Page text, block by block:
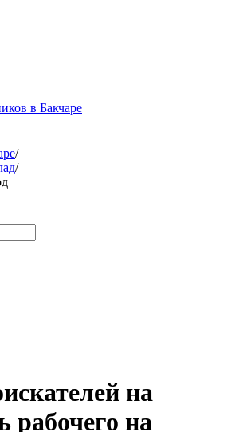
в Бакчаре
/
/
на
рабочего на